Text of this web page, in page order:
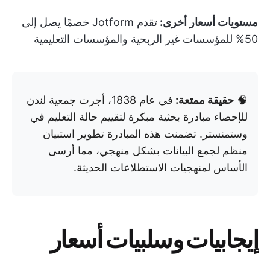
مستويات أسعار أخرى:
تقدم Jotform خصمًا يصل إلى
50% للمؤسسات غير الربحية والمؤسسات التعليمية
🧠 حقيقة ممتعة:
في عام 1838، أجرت جمعية لندن
للإحصاء مبادرة بحثية مبكرة لتقييم حالة التعليم في
وستمنستر. تضمنت هذه المبادرة تطوير استبيان
منظم لجمع البيانات بشكل منهجي، مما أرسى
الأساس لمنهجيات الاستطلاعات الحديثة.
إيجابيات وسلبيات أسعار